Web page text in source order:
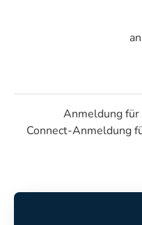
Anmeldung
Connect-Anmeldung